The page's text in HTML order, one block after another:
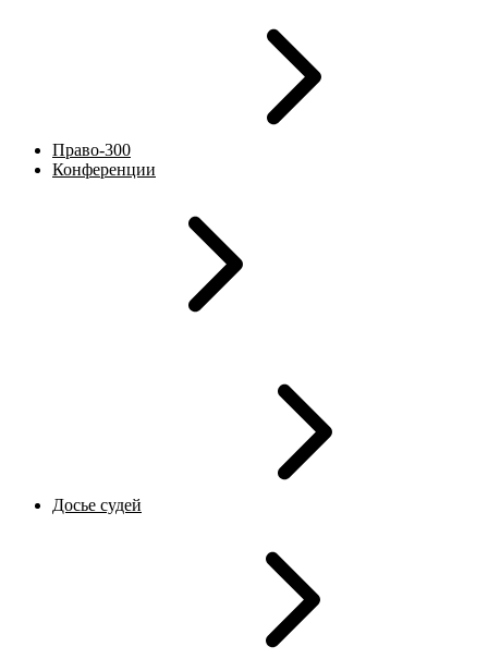
Право-300
Конференции
Досье судей